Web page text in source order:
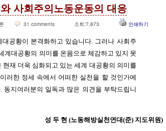
사회주의노동운동의 대응
31 comments 조회:7,873 인쇄하기
공황이 본격화하고 있습니다. 그러나 사회주
계대공황의 의미를 온몸으로 체감하고 있지 못
재 더욱 심화되고 있는 세계 대공황의 의미를
러한 정세 속에서 어떠한 실천을 할 것인가에
동지여러분의 일독과 많은 의견을 부탁드립니
성 두 현 (노동해방실천연대(준) 지도위원)